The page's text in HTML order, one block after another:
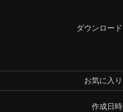
ダウンロード
お気に入り
作成日時